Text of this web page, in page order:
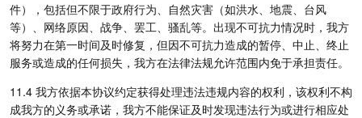
件），包括但不限于政府行为、自然灾害（如洪水、地震、台风
等）、网络原因、战争、罢工、骚乱等。出现不可抗力情况时，我方
将努力在第一时间及时修复，但因不可抗力造成的暂停、中止、终止
服务或造成的任何损失，我方在法律法规允许范围内免于承担责任。
11.4 我方依据本协议约定获得处理违法违规内容的权利，该权利不构
成我方的义务或承诺，我方不能保证及时发现违法行为或进行相应处